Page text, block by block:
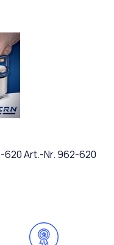
Art.-Nr. 962-620